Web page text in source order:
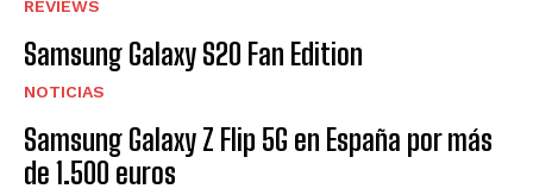
REVIEWS
Samsung Galaxy S20 Fan Edition
NOTICIAS
Samsung Galaxy Z Flip 5G en España por más
de 1.500 euros